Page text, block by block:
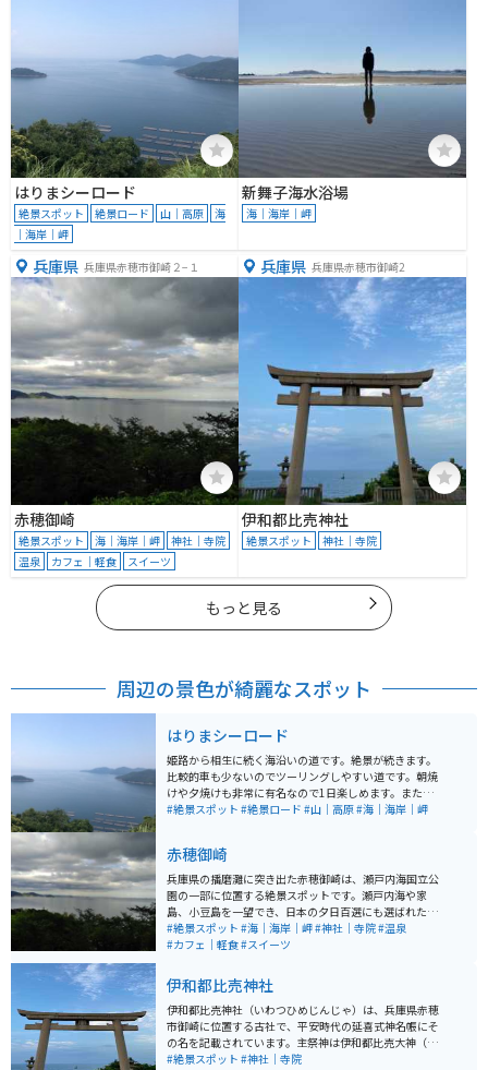
はりまシーロード
絶景スポット 絶景ロード 山｜高原
海
｜海岸｜岬
新舞子海水浴場
海｜海岸｜岬
兵庫県 兵庫県赤穂市御崎２−１
赤穂御崎
絶景スポット 海｜海岸｜岬
神社｜寺院
温泉
カフェ｜軽食 スイーツ
兵庫県 兵庫県赤穂市御崎2
伊和都比売神社
絶景スポット 神社｜寺院
もっと見る
周辺の景色が綺麗なスポット
はりまシーロード
姫路から相生に続く海沿いの道です。絶景が続きます。
比較的車も少ないのでツーリングしやすい道です。朝焼
けや夕焼けも非常に有名なので1日楽しめます。また道沿
いには道の駅があり、少し道を外れると海鮮の美味しい
#絶景スポット #絶景ロード #山｜高原#海｜海岸｜岬
赤穂御崎
兵庫県の播磨灘に突き出た赤穂御崎は、瀬戸内海国立公
園の一部に位置する絶景スポットです。瀬戸内海や家
島、小豆島を一望でき、日本の夕日百選にも選ばれた美
しい夕景が魅力。周辺には温泉旅館やカフェ、ガラス工
房が並ぶ「きらきら坂」などおしゃれなスポットも多
は、夕暮れ時の絶景散策も楽しめます。海沿いの国道25
0号線「はりまシーサイドロード」はツーリングにも最
適で、駐車場も灯台周辺や沿岸施設に整備されています
が、道幅の狭い区間では走行に注意が必要です。
#絶景スポット #海｜海岸｜岬#神社｜寺院#温泉
#カフェ｜軽食#スイーツ
伊和都比売神社
伊和都比売神社（いわつひめじんじゃ）は、兵庫県赤穂
市御崎に位置する古社で、平安時代の延喜式神名帳にそ
の名を記載されています。主祭神は伊和都比売大神（い
わつひめおおかみ）で、航海安全や縁結び、大漁祈願な
#絶景スポット #神社｜寺院